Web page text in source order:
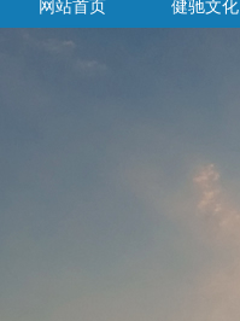
网站首页 健驰文化